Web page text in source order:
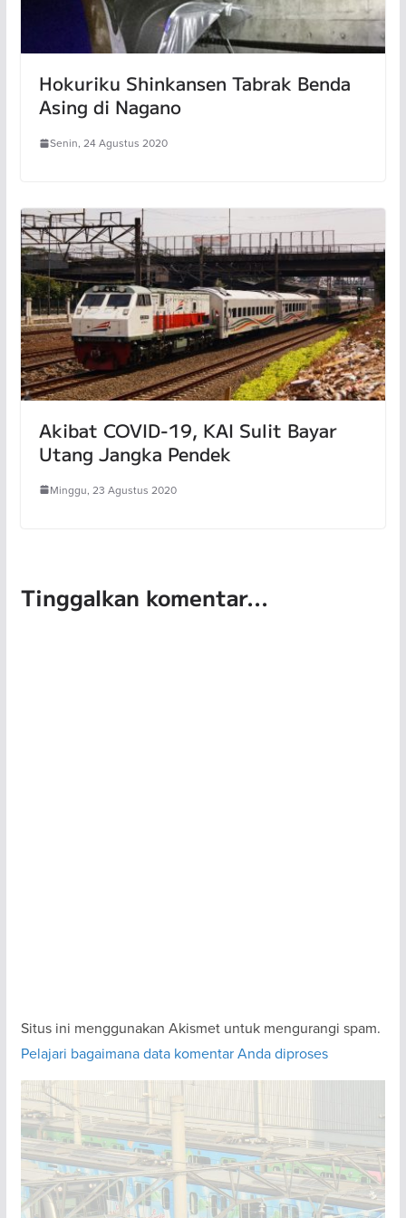
Hokuriku Shinkansen Tabrak Benda
Asing di Nagano
Senin, 24 Agustus 2020
Akibat COVID-19, KAI Sulit Bayar
Utang Jangka Pendek
Minggu, 23 Agustus 2020
Tinggalkan komentar...
Situs ini menggunakan Akismet untuk mengurangi spam.
Pelajari bagaimana data komentar Anda diproses